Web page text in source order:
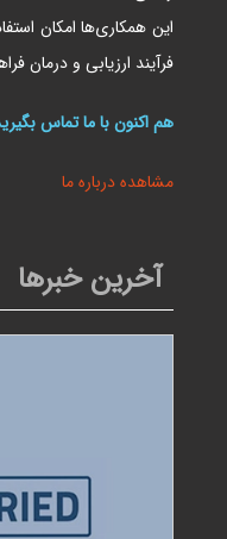
این همکاری‌ها امکان
فرآیند ارزیابی و درمان
هم اکنون با ما تماس
مشاهده درباره ما
آخرین خبرها